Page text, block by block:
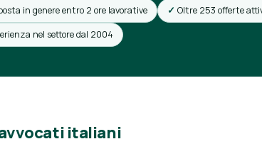
in genere entro 2 ore lavorative Oltre 253 offerte
nel settore dal 2004
italiani